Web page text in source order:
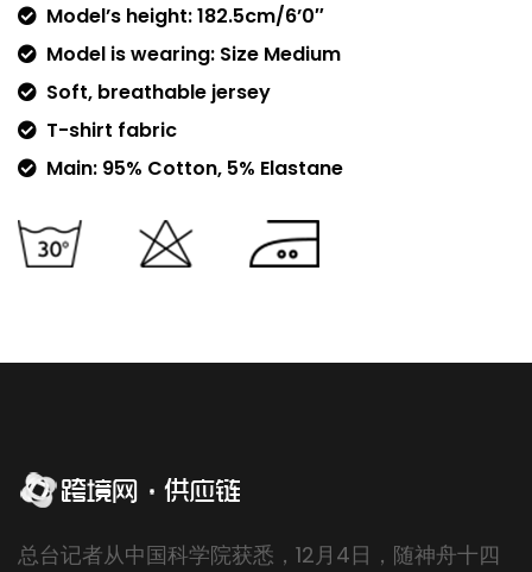
Model’s height: 182.5cm/6’0″
Model is wearing: Size Medium
Soft, breathable jersey
T-shirt fabric
Main: 95% Cotton, 5% Elastane
总台记者从中国科学院获悉，12月4日，随神舟十四